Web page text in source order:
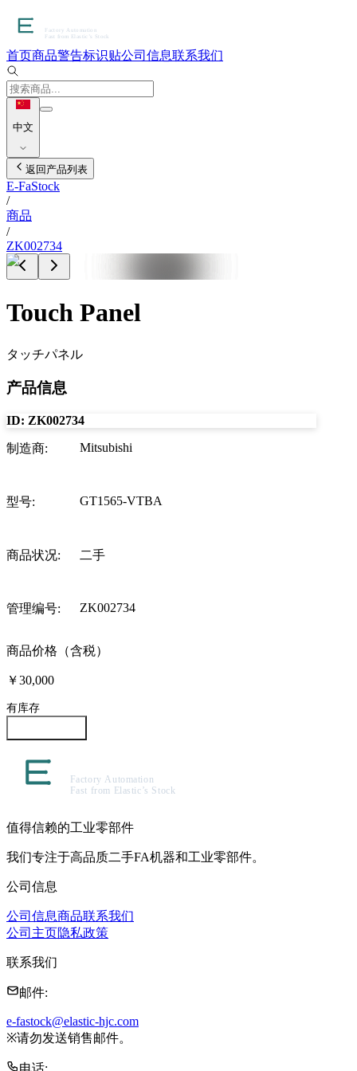
首页商品警告标识贴公司信息联系我们
中文
返回产品列表
E-FaStock
/
商品
/
ZK002734
Touch Panel
タッチパネル
产品信息
ID: ZK002734
制造商: Mitsubishi
型号: GT1565-VTBA
商品状况: 二手
管理编号: ZK002734
商品价格（含税）
￥30,000
有库存
值得信赖的工业零部件
我们专注于高品质二手FA机器和工业零部件。
公司信息
公司信息商品联系我们
公司主页隐私政策
联系我们
邮件:
e-fastock@elastic-hjc.com
※请勿发送销售邮件。
电话: